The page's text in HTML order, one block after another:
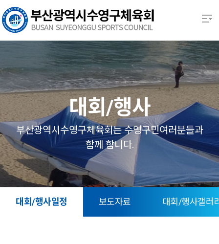
본문 바로가기
열기
열기
열기
열기
열기
대회/행사
부산광역시수영구체육회는 수영구민여러분들과
함께 함니다.
대회/행사일정 보도자료 대회/행사갤러